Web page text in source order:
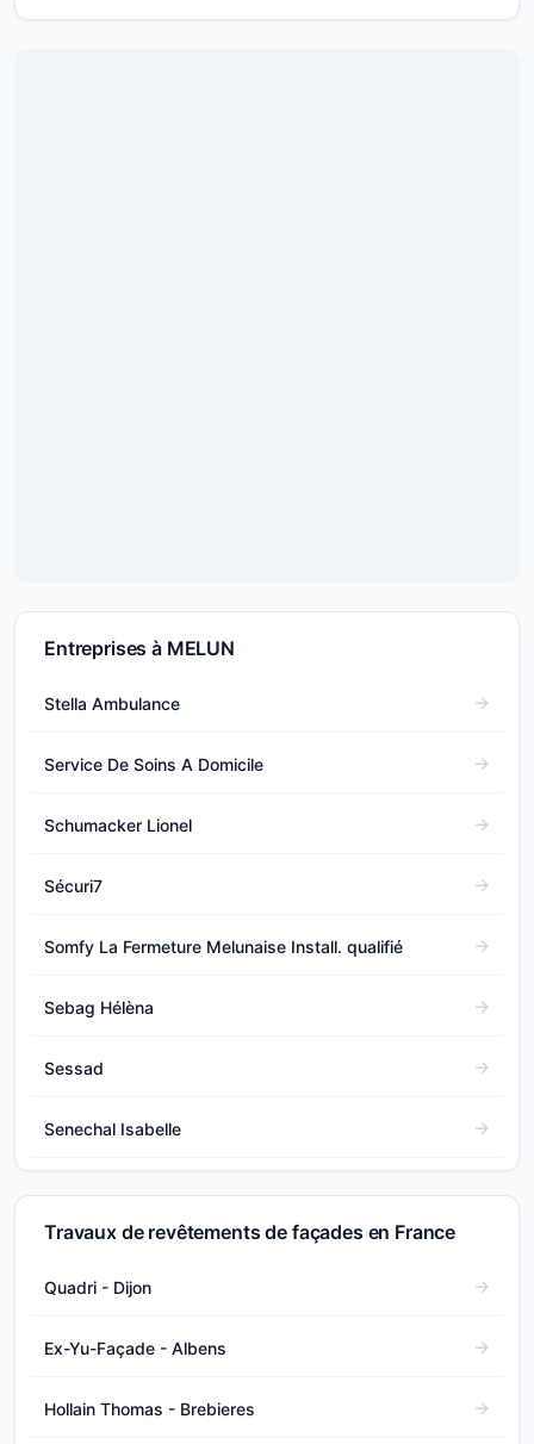
Entreprises à MELUN
Stella Ambulance
Service De Soins A Domicile
Schumacker Lionel
Sécuri7
Somfy La Fermeture Melunaise Install. qualifié
Sebag Hélèna
Sessad
Senechal Isabelle
Travaux de revêtements de façades en France
Quadri - Dijon
Ex-Yu-Façade - Albens
Hollain Thomas - Brebieres